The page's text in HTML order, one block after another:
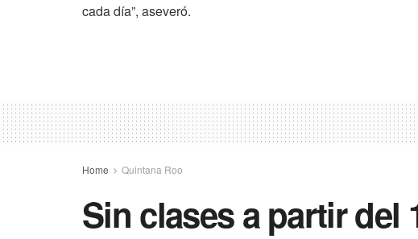
cada día”, aseveró.
Home Quintana Roo
Sin clases a partir del